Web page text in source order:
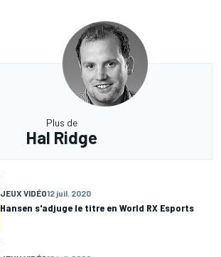
Plus de
Hal Ridge
JEUX VIDÉO12 juil. 2020
Hansen s'adjuge le titre en World RX Esports